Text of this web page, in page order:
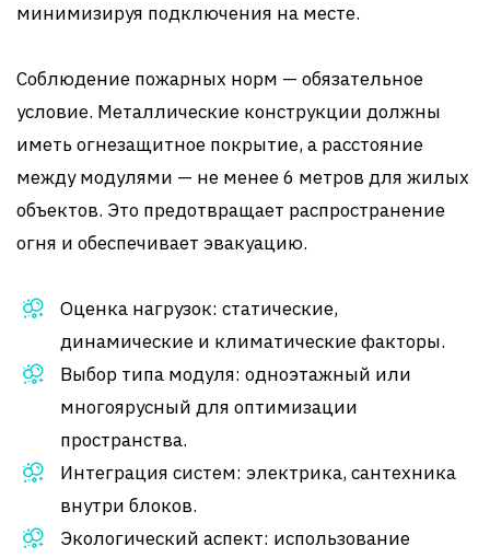
минимизируя подключения на месте.
Соблюдение пожарных норм — обязательное
условие. Металлические конструкции должны
иметь огнезащитное покрытие, а расстояние
между модулями — не менее 6 метров для жилых
объектов. Это предотвращает распространение
огня и обеспечивает эвакуацию.
Оценка нагрузок: статические,
динамические и климатические факторы.
Выбор типа модуля: одноэтажный или
многоярусный для оптимизации
пространства.
Интеграция систем: электрика, сантехника
внутри блоков.
Экологический аспект: использование